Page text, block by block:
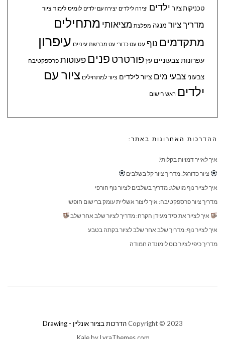
טכניקות ציור ילדים יצירה לילדים יצירה עם ילדים לומיס לימוד ציור
מדריך ציור מנגה מפלצת מציאותי מתחילים
מתקדמים נוף עט עט כדורי עט מברשת עיניים עיפרון
עפרונות צבעוניים עץ פורטרט פנים פעוטות פרספקטיבה
צבעוני צבעי מים ציור לילדים ציור למתחילים ציור עם
ילדים ראש רישום
ההדרכות האחרונות באתר:
איך לאייר דמויות בקלות?
ציור כדורגל: מדריך ציור קל בשלבים
איך לצייר נוף מושלג: מדריך בשלבים לציור נוף חורפי
מדריך ציור פרספקטיבה: איך ליצור אשליית עומק ברישום חופשי
איך לצייר את סיד מעידן הקרח: מדריך לציור שלב אחר שלב
איך לצייר נוף: מדריך שלב אחר שלב לציור בקתה בטבע
מדריך כיפי לציור כוס לימונדה חמודה
Copyright © 2023 הדרכות בציור אונליין - Drawing
Kaleby LyraThemes.com.